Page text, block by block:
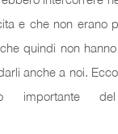
e che non erano
quindi non
anche a noi.
importante